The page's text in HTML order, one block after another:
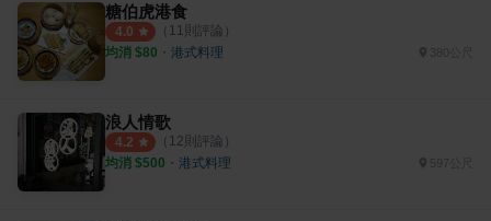
糖伯虎港食
4.0 （ 11 則評論）
均消 $80 ・ 港式料理
浪人情歌
4.2 （ 12則評論）
均消 $500 ・ 港式料理 597公尺